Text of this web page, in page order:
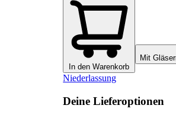
In den Warenkorb
Mit
Niederlassung
Deine Lieferoptionen